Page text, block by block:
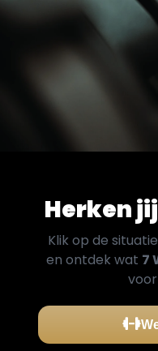
Herken
Klik op de
en ontdek wat 7